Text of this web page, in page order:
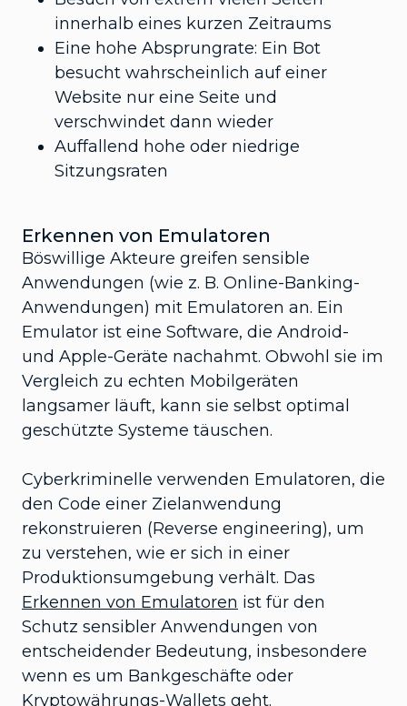
innerhalb eines kurzen Zeitraums
Eine hohe Absprungrate: Ein Bot
besucht wahrscheinlich auf einer
Website nur eine Seite und
verschwindet dann wieder
Auffallend hohe oder niedrige
Sitzungsraten
Erkennen von Emulatoren
Böswillige Akteure greifen sensible
Anwendungen (wie z. B. Online-Banking-
Anwendungen) mit Emulatoren an. Ein
Emulator ist eine Software, die Android-
und Apple-Geräte nachahmt. Obwohl sie im
Vergleich zu echten Mobilgeräten
langsamer läuft, kann sie selbst optimal
geschützte Systeme täuschen.
Cyberkriminelle verwenden Emulatoren, die
den Code einer Zielanwendung
rekonstruieren (Reverse engineering), um
zu verstehen, wie er sich in einer
Produktionsumgebung verhält. Das
Erkennen von Emulatoren ist für den
Schutz sensibler Anwendungen von
entscheidender Bedeutung, insbesondere
wenn es um Bankgeschäfte oder
Kryptowährungs-Wallets geht.